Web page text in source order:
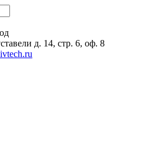
д. 14, стр. 6, оф. 8